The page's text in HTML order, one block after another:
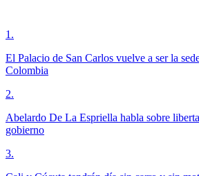
1 .
El Palacio de San Carlos vuelve a ser la
Colombia
2.
Abelardo De La Espriella habla sobre
gobierno
3.